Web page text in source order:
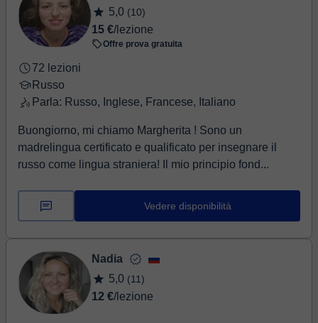
5,0 (10)
15 €/lezione
Offre prova gratuita
72 lezioni
Russo
Parla: Russo, Inglese, Francese, Italiano
Buongiorno, mi chiamo Margherita ! Sono un
madrelingua certificato e qualificato per insegnare il
russo come lingua straniera! Il mio principio fond...
Vedere disponibilità
Nadia
5,0 (11)
12 €/lezione